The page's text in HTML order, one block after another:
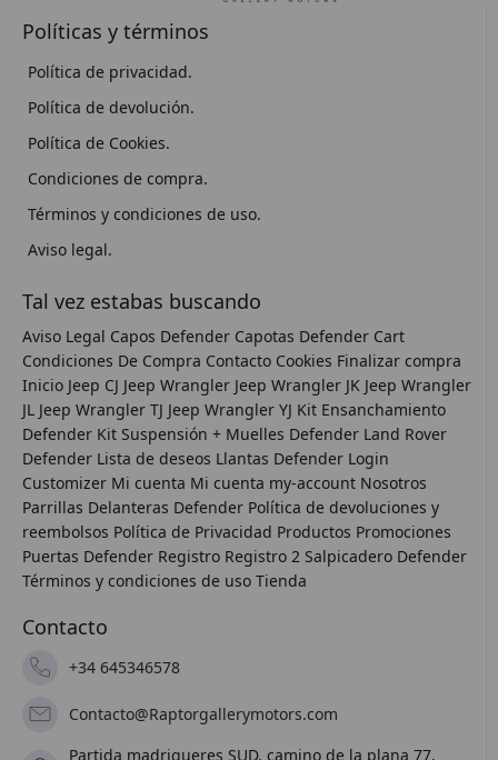
Políticas y términos
Política de privacidad.
Política de devolución.
Política de Cookies.
Condiciones de compra.
Términos y condiciones de uso.
Aviso legal.
Tal vez estabas buscando
Aviso Legal Capos Defender Capotas Defender Cart
Condiciones De Compra Contacto Cookies Finalizar compra
Inicio Jeep CJ Jeep Wrangler Jeep Wrangler JK Jeep Wrangler
JL Jeep Wrangler TJ Jeep Wrangler YJ Kit Ensanchamiento
Defender Kit Suspensión + Muelles Defender Land Rover
Defender Lista de deseos Llantas Defender Login
Customizer Mi cuenta Mi cuenta my-account Nosotros
Parrillas Delanteras Defender Política de devoluciones y
reembolsos Política de Privacidad Productos Promociones
Puertas Defender Registro Registro 2 Salpicadero Defender
Términos y condiciones de uso Tienda
Contacto
+34 645346578
Contacto@Raptorgallerymotors.com
Partida madrigueres SUD, camino de la plana 77,